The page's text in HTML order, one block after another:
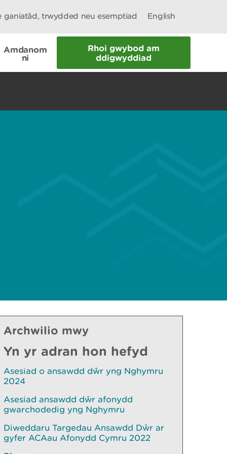
ganiatâd, trwydded neu esemptiad English
Amdanom
ni
Rhoi gwybod am
ddigwyddiad
Archwilio mwy
Yn yr adran hon hefyd
Asesiad o ansawdd dŵr yng Nghymru
2024
Asesiad ansawdd dŵr afonydd
gwarchodedig yng Nghymru
Diweddaru Targedau Ansawdd Dŵr ar
gyfer ACAau Afonydd Cymru 2022